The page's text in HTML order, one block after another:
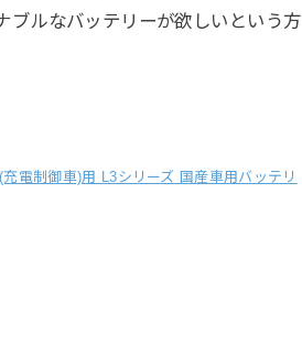
ブルなバッテリーが欲しいという方
電制御車)用 L3シリーズ 国産車用バッテリ